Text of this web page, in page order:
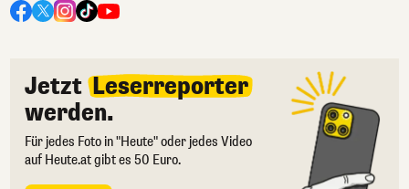
Jetzt Leserreporter
werden.
Für jedes Foto in "Heute" oder jedes Video
auf Heute.at gibt es 50 Euro.